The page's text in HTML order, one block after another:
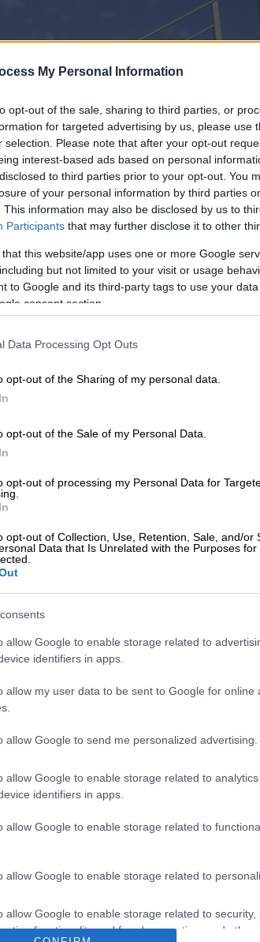
My Personal Information
opt-out of the sale, sharing to third parties, or
for targeted advertising by us, please use
selection. Please note that after your opt-out
interest-based ads based on personal
to third parties prior to your opt-out. You
of your personal information by third parties
This information may also be disclosed by us to
Participants that may further disclose it to other
that this website/app uses one or more Google
but not limited to your visit or usage
to Google and its third-party tags to use your
consent section.
Data Processing Opt Outs
opt-out of the Sharing of my personal data.
opt-out of the Sale of my Personal Data.
opt-out of processing my Personal Data for
opt-out of Collection, Use, Retention, Sale, and/or
Data that Is Unrelated with the Purposes for
allow Google to enable storage related to
identifiers in apps.
allow my user data to be sent to Google for online
allow Google to send me personalized advertising.
allow Google to enable storage related to
identifiers in apps.
allow Google to enable storage related to
allow Google to enable storage related to
allow Google to enable storage related to security,
functionality and fraud prevention, and other
το ΕΘΝΟΣ στη Google
πού είναι η λάθος λέξη στην
δυναμικότητα 301 κλινών». Εν
του μήνα, ο υπουργός Υγείας
ανάγκης και
εκτεταμένη διασπορά του
Η λάθος λέξη είναι η
σ αυτές τις κλίνες,
μιλήσουν. Για πέταγμά τους σε
έλλειψη γιατρών και νοσηλείας
για αντιμετώπιση σίγουρα όχι.
του κινδύνου- που βιώνουμε, να
για δημιουργία εντυπώσεων.
υπάρχει φροντίδα. Πώς να
ειδικευόμενους γιατρούς
έτσι οραματίζονται τα covid
στα σπίτια μας.
Σισμανόγλειο.
ιδιωτικού τομέα της υγείας,
προσωπικού,
που έκλεισαν, οι
περιττές. Θα γίνει ποτέ άραγε, η
προγράμματος του ΟΑΕΔ, οι
μέσα στα νοσοκομεία, μέσα